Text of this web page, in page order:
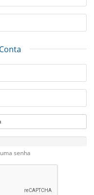
senha